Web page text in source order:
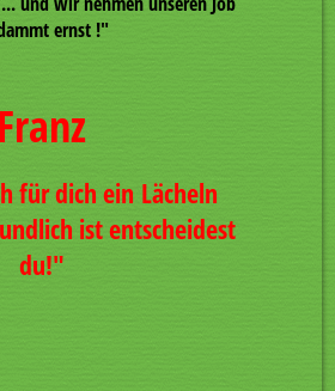
ernst !"
Franz
für dich ein Lächeln
ist entscheidest
du!"